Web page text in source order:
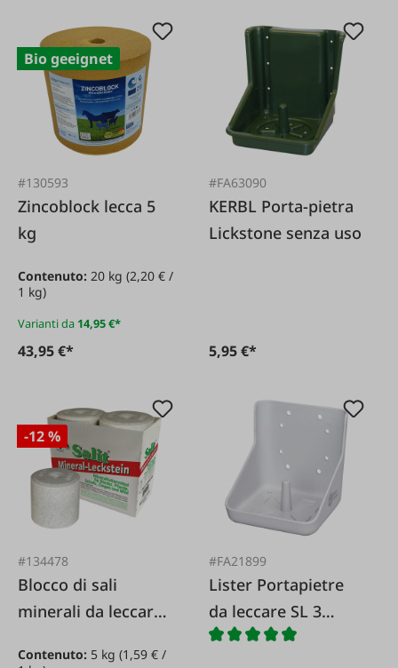
Bio geeignet
#130593
Zincoblock lecca 5
kg
Contenuto: 20 kg (2,20 € /
1 kg)
Varianti da 14,95 €*
43,95 €*
#FA63090
KERBL Porta-pietra
Lickstone senza uso
5,95 €*
-12 %
#134478
Blocco di sali
minerali da leccare
Contenuto: 5 kg (1,59 € /
#FA21899
Lister Portapietre
da leccare SL 3
Bacto Protect